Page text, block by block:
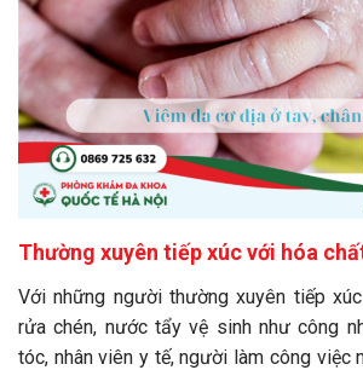
Thường xuyên tiếp xúc với hóa
Với những người thường xuyên tiếp
rửa chén, nước tẩy vệ sinh như công
tóc, nhân viên y tế, người làm công việc